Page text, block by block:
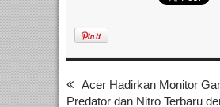
Acer Hadirkan Monitor
Predator dan Nitro Terbaru